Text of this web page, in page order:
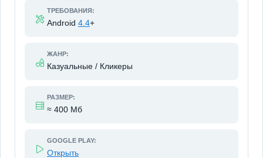
ТРЕБОВАНИЯ:
Android 4.4+
ЖАНР:
Казуальные / Кликеры
РАЗМЕР:
≈ 400 Мб
GOOGLE PLAY:
Открыть